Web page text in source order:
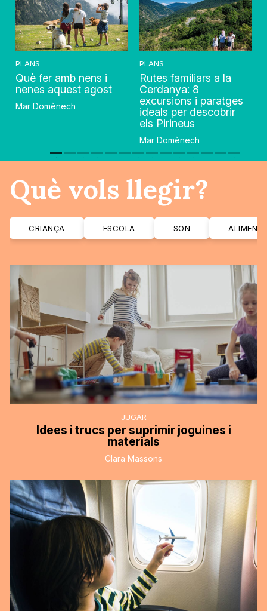
PLANS
Què fer amb nens i
nenes aquest agost
Mar Domènech
PLANS
Rutes familiars a la
Cerdanya: 8
excursions i paratges
ideals per descobrir
els Pirineus
Mar Domènech
Què vols llegir?
CRIANÇA ESCOLA SON
JUGAR
Idees i trucs per suprimir joguines i
materials
Clara Massons